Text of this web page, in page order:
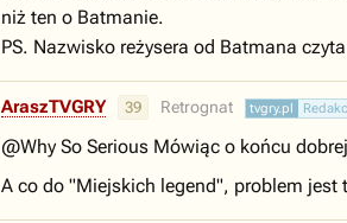
niż ten o Batmanie.
PS. Nazwisko reżysera od Batmana
AraszTVGRY 39 Retrognat tvgry.pl
@Why So Serious Mówiąc o końcu
A co do "Miejskich legend", problem jest